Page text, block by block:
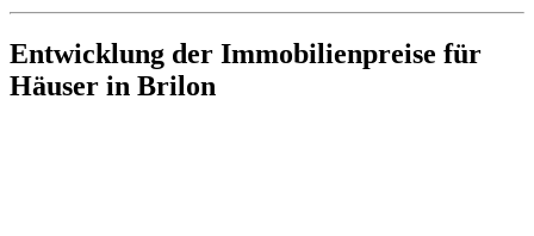
Entwicklung der Immobilienpreise für
Häuser in Brilon